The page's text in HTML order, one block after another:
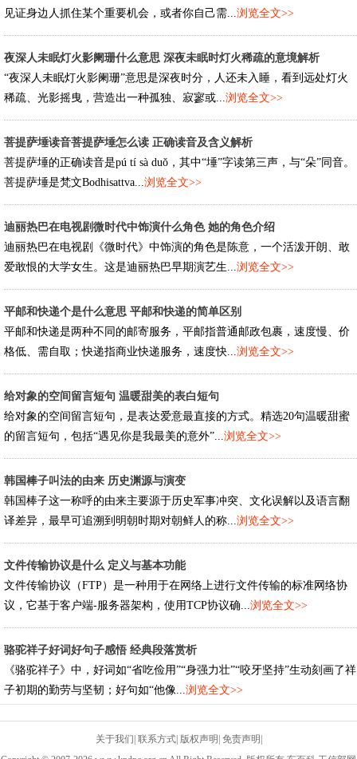
见证身边人抓住某个重要机会，或者你自己需...浏览全文>>
夜深人未眠灯火影阑珊什么意思 深夜未眠时灯火稀疏的意境解析
“夜深人未眠灯火影阑珊”意思是深夜时分，人还未入睡，看到远处灯火
稀疏、光影摇曳，营造出一种孤独、寂寥或...浏览全文>>
菩提萨埵读音菩提萨埵怎么读 正确读音及含义解析
菩提萨埵的正确读音是pú tí sà duǒ，其中“埵”字读第三声，与“朵”同音。
菩提萨埵是梵文Bodhisattva...浏览全文>>
迪丽热巴在电视剧微时代中饰演什么角色 她的角色介绍
迪丽热巴在电视剧《微时代》中饰演的角色是陈意，一个活泼开朗、敢
爱敢恨的大学女生。这是迪丽热巴早期演艺生...浏览全文>>
平邮和快递个是什么意思 平邮和快递的简单区别
平邮和快递是两种不同的邮寄服务，平邮指普通邮政包裹，速度慢、价
格低、需自取；快递指商业快递服务，速度快...浏览全文>>
给对象的空间留言短句 温暖甜美的表白短句
给对象的空间留言短句，是表达爱意最直接的方式。精选20句温暖甜蜜
的留言短句，包括“遇见你是我最美的意外”...浏览全文>>
韩国棒子叫法的由来 历史渊源与演变
韩国棒子这一称呼的由来主要源于历史军事冲突、文化误解以及语言翻
译差异，最早可追溯到明朝时期对朝鲜人的称...浏览全文>>
文件传输协议是什么 定义与基本功能
文件传输协议（FTP）是一种用于在网络上进行文件传输的标准网络协
议，它基于客户端-服务器架构，使用TCP协议确...浏览全文>>
骆驼祥子好词好句子感悟 经典段落赏析
《骆驼祥子》中，好词如“省吃俭用”“身强力壮”“咬牙坚持”生动刻画了祥
子初期的勤劳与坚韧；好句如“他像...浏览全文>>
关于我们 联系方式| 版权声明 免责声明